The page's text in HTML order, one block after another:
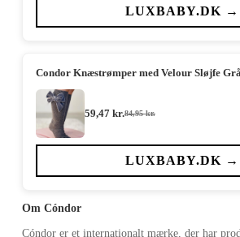
LUXBABY.DK →
Condor Knæstrømper med Velour Sløjfe
84,95kr.
Den
pris
var:
59,47 kr.Den
pris
er:
LUXBABY.DK →
Om Cóndor
Cóndor er et internationalt mærke, der har